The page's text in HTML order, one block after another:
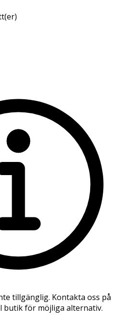
tillgänglig. Kontakta oss på
butik för möjliga alternativ.